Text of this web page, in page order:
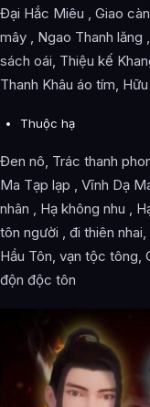
Đại Hắc Miêu , Giao
mây , Ngao Thanh lăng
sách oái, Thiệu kế
Thanh Khâu áo tím,
Thuộc hạ
Đen nô, Trác thanh
Ma Tạp lạp , Vĩnh Dạ
nhân , Hạ không nhu ,
tôn người , đi thiên
Hầu Tôn, vạn tộc tông,
độn độc tôn